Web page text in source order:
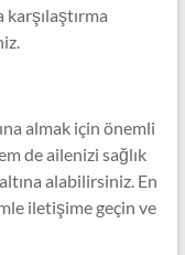
almak için önemli
de ailenizi sağlık
alabilirsiniz. En
iletişime geçin ve